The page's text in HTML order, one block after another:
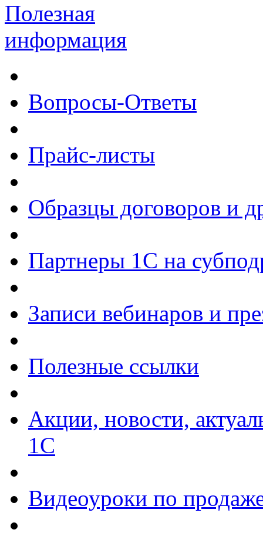
Полезная
информация
Вопросы-Ответы
Прайс-листы
Образцы договоров и
Партнеры 1С на
Записи вебинаров и
Полезные ссылки
Акции, новости,
1С
Видеоуроки по